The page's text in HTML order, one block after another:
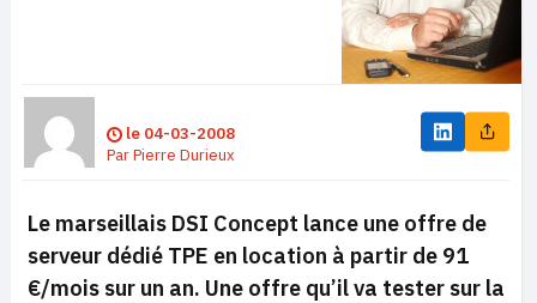
le 04-03-2008
ParPierre Durieux
Le marseillais DSI Concept lance une offre de
serveur dédié TPE en location à partir de 91
€/mois sur un an. Une offre qu’il va tester sur la